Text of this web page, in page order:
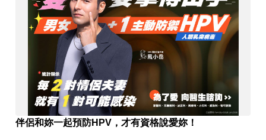
伴侶和妳一起預防HPV，才有資格說愛妳！